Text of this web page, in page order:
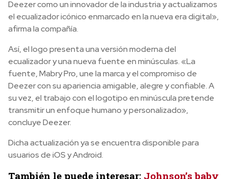
Deezer como un innovador de la industria y actualizamos
el ecualizador icónico enmarcado en la nueva era digital»,
afirma la compañía.
Así, el logo presenta una versión moderna del
ecualizador y una nueva fuente en minúsculas. «La
fuente, Mabry Pro, une la marca y el compromiso de
Deezer con su apariencia amigable, alegre y confiable. A
su vez, el trabajo con el logotipo en minúscula pretende
transmitir un enfoque humano y personalizado»,
concluye Deezer.
Dicha actualización ya se encuentra disponible para
usuarios de iOS y Android.
También le puede interesar: Johnson’s baby